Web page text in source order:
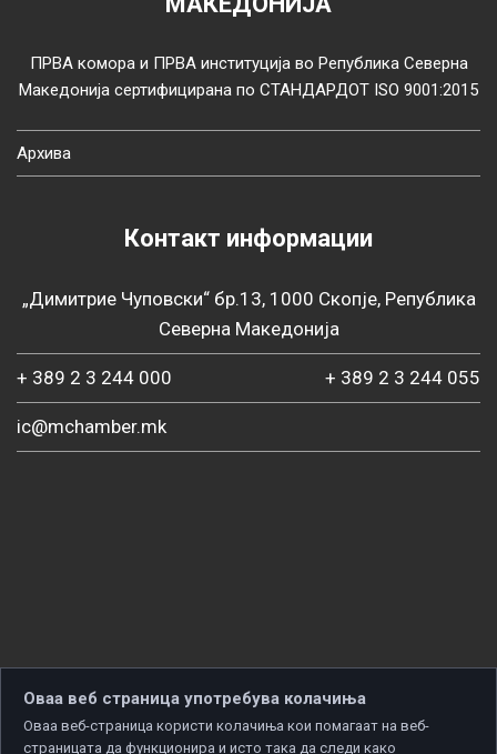
ПРВА комора и ПРВА институција во Република Северна
Македонија сертифицирана по СТАНДАРДОТ ISO 9001:2015
Архива
Контакт информации
„Димитрие Чуповски“ бр.13, 1000 Скопје, Република
Северна Македонија
+ 389 2 3 244 000 + 389 2 3 244 055
ic@mchamber.mk
Оваа веб страница употребува колачиња
Оваа веб-страница користи колачиња кои помагаат на веб-
страницата да функционира и исто така да следи како